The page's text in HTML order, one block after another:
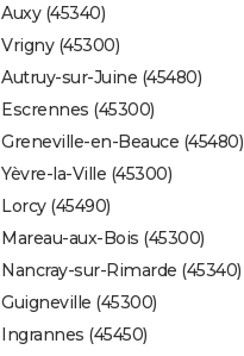
Auxy (45340)
Vrigny (45300)
Autruy-sur-Juine (45480)
Escrennes (45300)
Greneville-en-Beauce (45480)
Yèvre-la-Ville (45300)
Lorcy (45490)
Mareau-aux-Bois (45300)
Nancray-sur-Rimarde (45340)
Guigneville (45300)
Ingrannes (45450)